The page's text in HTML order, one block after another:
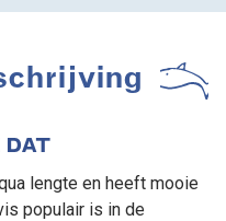
DAT
lengte en heeft mooie
populair is in de